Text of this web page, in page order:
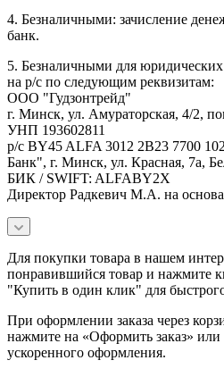
4. Безналичными: зачисление
банк.
5. Безналичными для
на р/с по следующим реквизитам:
ООО "Гудзонтрейд"
г. Минск, ул. Амураторская, 4/2,
УНП 193602811
р/с BY45 ALFA 3012 2B23 7700
Банк", г. Минск, ул. Красная, 7а,
БИК / SWIFT: ALFABY2X
Директор Радкевич М.А. на
Для покупки товара в нашем
понравившийся товар и нажмите
"Купить в один клик" для
При оформлении заказа через
нажмите на «Оформить заказ» или
ускоренного оформления.